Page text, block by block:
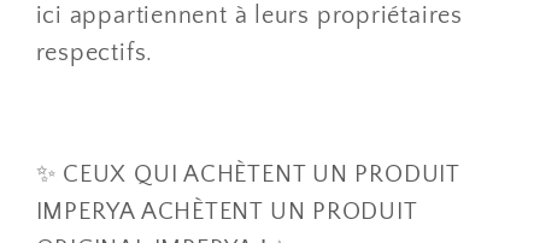
ici appartiennent à leurs propriétaires
respectifs.
✨ CEUX QUI ACHÈTENT UN PRODUIT
IMPERYA ACHÈTENT UN PRODUIT